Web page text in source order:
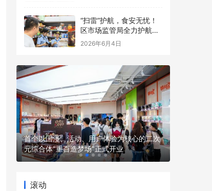
“扫雷”护航，食安无忧！
区市场监管局全力护航中
高考
2026年6月4日
首个以国漫、活动、用户体验为核心的二次
元综合体“重百造梦场”正式开业
滚动